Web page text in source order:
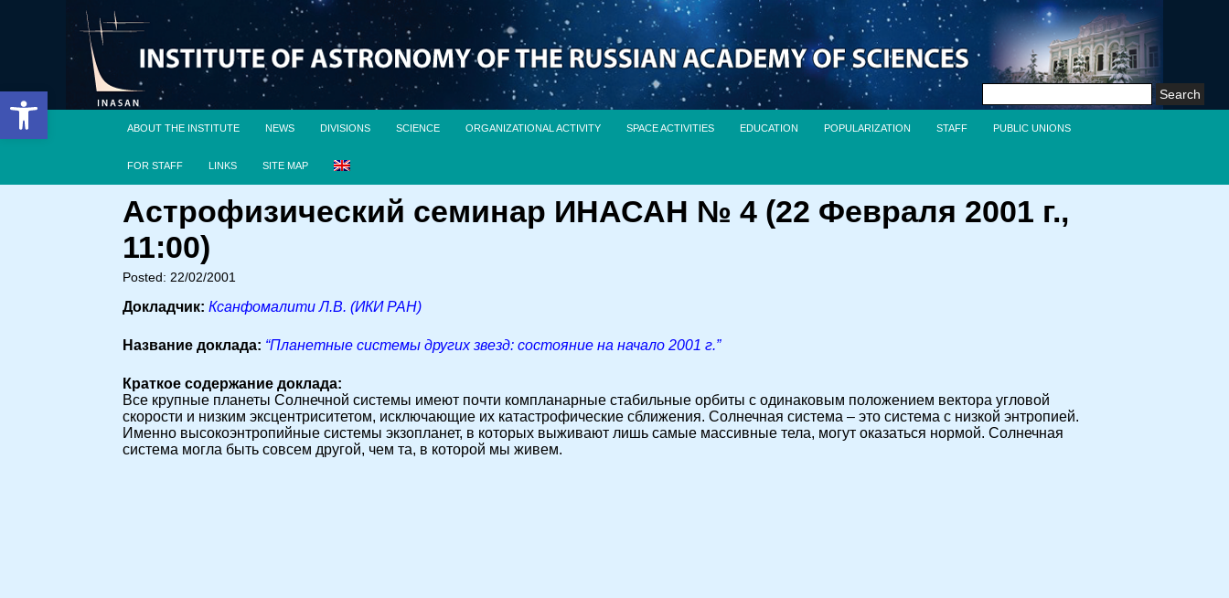
Open toolbar
Search
ABOUT THE INSTITUTE NEWS DIVISIONS SCIENCE ORGANIZATIONAL ACTIVITY SPACE ACTIVITIES EDUCATION POPULARIZATION STAFF PUBLIC UNIONS
FOR STAFF LINKS SITE MAP
Астрофизический семинар ИНАСАН № 4 (22 Февраля 2001 г.,
11:00)
Posted: 22/02/2001
Докладчик: Ксанфомалити Л.В. (ИКИ РАН)
Название доклада: “Планетные системы других звезд: состояние на начало 2001 г.”
Краткое содержание доклада:
Все крупные планеты Солнечной системы имеют почти компланарные стабильные орбиты с одинаковым положением вектора угловой
скорости и низким эксцентриситетом, исключающие их катастрофические сближения. Солнечная система – это система с низкой энтропией.
Именно высокоэнтропийные системы экзопланет, в которых выживают лишь самые массивные тела, могут оказаться нормой. Солнечная
система могла быть совсем другой, чем та, в которой мы живем.